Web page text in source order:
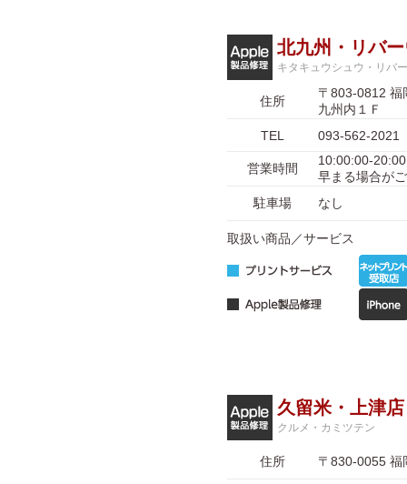
北九州・リバ
キタキュウシュウ・リバ
住所
〒803-0812 福
九州内１Ｆ
TEL
093-562-2021
営業時間
10:00:00-
早まる場合が
駐車場
なし
取扱い商品／サービス
久留米・上津店
クルメ・カミツテン
住所 〒830-0055 福